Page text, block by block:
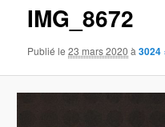
IMG_8672
Publié le23 mars 2020 à3024